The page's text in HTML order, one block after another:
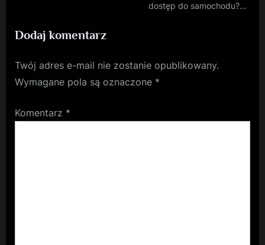
dostęp do samochodu?
Dodaj komentarz
Twój adres e-mail nie zostanie opublikowany.
Wymagane pola są oznaczone *
Komentarz *